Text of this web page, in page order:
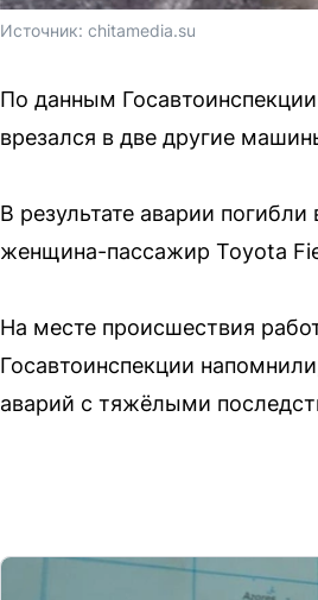
Источник: chitamedia.su
По данным
врезался в две другие
В результате аварии
женщина-пассажир Toyota
На месте происшествия
Госавтоинспекции
аварий с тяжёлыми